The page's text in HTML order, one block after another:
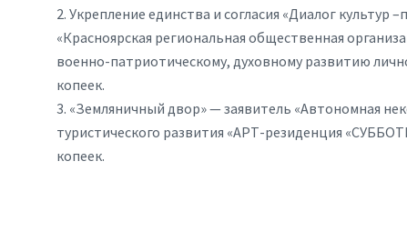
2. Укрепление единства и согласия «Диалог
«Красноярская региональная общественная
военно-патриотическому, духовному развитию
копеек.
3. «Земляничный двор» — заявитель «Автономная
туристического развития «АРТ-резиденция
копеек.